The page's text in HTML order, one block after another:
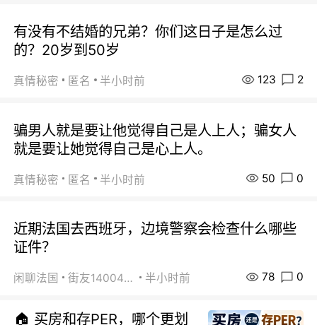
有没有不结婚的兄弟？你们这日子是怎么过
的？20岁到50岁
真情秘密 匿名 半小时前 123 2
骗男人就是要让他觉得自己是人上人；骗女人
就是要让她觉得自己是心上人。
真情秘密 匿名 半小时前 50 0
近期法国去西班牙，边境警察会检查什么哪些
证件？
闲聊法国 街友14004820 半小时前 78 0
🏠 买房和存PER，哪个更划